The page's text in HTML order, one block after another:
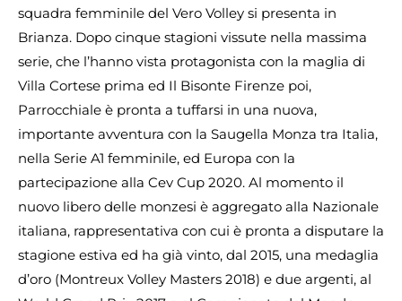
squadra femminile del Vero Volley si presenta in
Brianza. Dopo cinque stagioni vissute nella massima
serie, che l’hanno vista protagonista con la maglia di
Villa Cortese prima ed Il Bisonte Firenze poi,
Parrocchiale è pronta a tuffarsi in una nuova,
importante avventura con la Saugella Monza tra Italia,
nella Serie A1 femminile, ed Europa con la
partecipazione alla Cev Cup 2020. Al momento il
nuovo libero delle monzesi è aggregato alla Nazionale
italiana, rappresentativa con cui è pronta a disputare la
stagione estiva ed ha già vinto, dal 2015, una medaglia
d’oro (Montreux Volley Masters 2018) e due argenti, al